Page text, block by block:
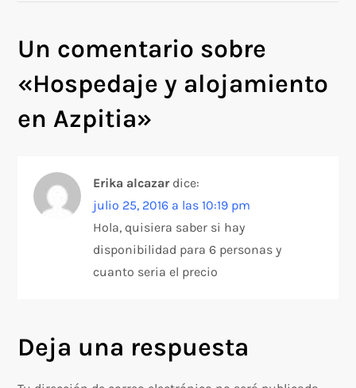
e
g
a
i
e
Un comentario sobre
«Hospedaje y alojamiento
en Azpitia»
Erika alcazar dice:
julio 25, 2016 a las 10:19 pm
Hola, quisiera saber si hay
disponibilidad para 6 personas y
cuanto seria el precio
Deja una respuesta